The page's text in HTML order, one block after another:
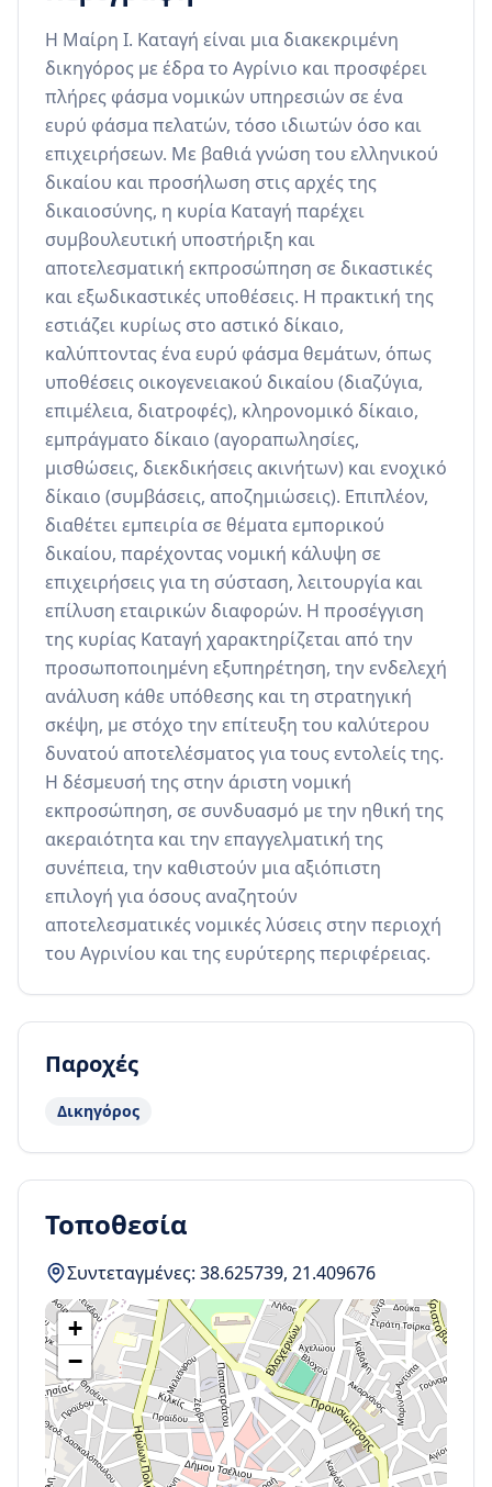
Η Μαίρη Ι. Καταγή είναι μια διακεκριμένη
δικηγόρος με έδρα το Αγρίνιο και προσφέρει
πλήρες φάσμα νομικών υπηρεσιών σε ένα
ευρύ φάσμα πελατών, τόσο ιδιωτών όσο και
επιχειρήσεων. Με βαθιά γνώση του ελληνικού
δικαίου και προσήλωση στις αρχές της
δικαιοσύνης, η κυρία Καταγή παρέχει
συμβουλευτική υποστήριξη και
αποτελεσματική εκπροσώπηση σε δικαστικές
και εξωδικαστικές υποθέσεις. Η πρακτική της
εστιάζει κυρίως στο αστικό δίκαιο,
καλύπτοντας ένα ευρύ φάσμα θεμάτων, όπως
υποθέσεις οικογενειακού δικαίου (διαζύγια,
επιμέλεια, διατροφές), κληρονομικό δίκαιο,
εμπράγματο δίκαιο (αγοραπωλησίες,
μισθώσεις, διεκδικήσεις ακινήτων) και ενοχικό
δίκαιο (συμβάσεις, αποζημιώσεις). Επιπλέον,
διαθέτει εμπειρία σε θέματα εμπορικού
δικαίου, παρέχοντας νομική κάλυψη σε
επιχειρήσεις για τη σύσταση, λειτουργία και
επίλυση εταιρικών διαφορών. Η προσέγγιση
της κυρίας Καταγή χαρακτηρίζεται από την
προσωποποιημένη εξυπηρέτηση, την ενδελεχή
ανάλυση κάθε υπόθεσης και τη στρατηγική
σκέψη, με στόχο την επίτευξη του καλύτερου
δυνατού αποτελέσματος για τους εντολείς της.
Η δέσμευσή της στην άριστη νομική
εκπροσώπηση, σε συνδυασμό με την ηθική της
ακεραιότητα και την επαγγελματική της
συνέπεια, την καθιστούν μια αξιόπιστη
επιλογή για όσους αναζητούν
αποτελεσματικές νομικές λύσεις στην περιοχή
του Αγρινίου και της ευρύτερης περιφέρειας.
Παροχές
Δικηγόρος
Τοποθεσία
Συντεταγμένες: 38.625739, 21.409676
+
−